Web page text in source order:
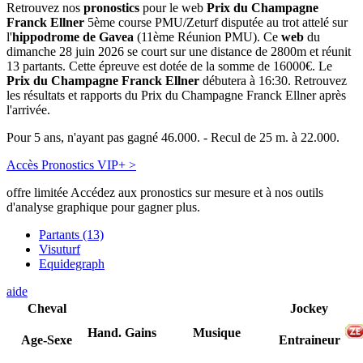
Retrouvez nos pronostics pour le web Prix du Champagne
Franck Ellner 5ème course PMU/Zeturf disputée au trot attelé sur
l'hippodrome de Gavea (11ème Réunion PMU). Ce web du
dimanche 28 juin 2026 se court sur une distance de 2800m et réunit
13 partants. Cette épreuve est dotée de la somme de 16000€. Le
Prix du Champagne Franck Ellner débutera à 16:30. Retrouvez
les résultats et rapports du Prix du Champagne Franck Ellner après
l'arrivée.
Pour 5 ans, n'ayant pas gagné 46.000. - Recul de 25 m. à 22.000.
Accès Pronostics VIP+ >
offre limitée Accédez aux pronostics sur mesure et à nos outils
d'analyse graphique pour gagner plus.
Partants (13)
Visuturf
Equidegraph
aide
Cheval
Age-Sexe
Hand. Gains Musique
Jockey
Entraineur